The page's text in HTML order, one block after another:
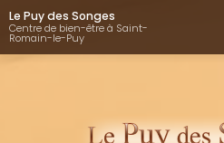
Aller
au
contenu
principal
Le Puy des Songes
Centre de bien-être à Saint-
Romain-le-Puy